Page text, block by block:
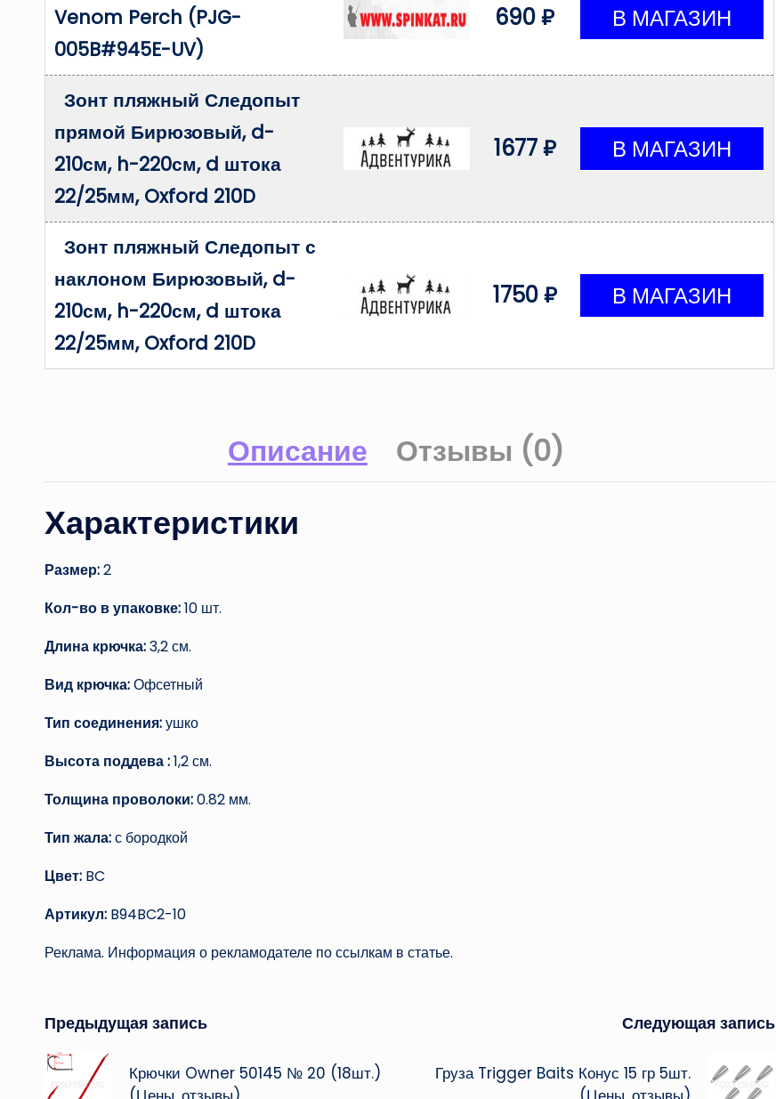
Venom Perch (PJG-
005B#945E-UV)
690 ₽
Зонт пляжный Следопыт
прямой Бирюзовый, d-
210см, h-220см, d штока
22/25мм, Oxford 210D
1677 ₽
Зонт пляжный Следопыт с
наклоном Бирюзовый, d-
210см, h-220см, d штока
22/25мм, Oxford 210D
1750 ₽
Описание Отзывы (0)
Характеристики
Размер:2
Кол-во в упаковке:10 шт.
Длина крючка:3,2 см.
Вид крючка:Офсетный
Тип соединения:ушко
Высота поддева :1,2 см.
Толщина проволоки:0.82 мм.
Тип жала:с бородкой
Цвет: BC
Артикул: B94BC2-10
Реклама. Информация о рекламодателе по ссылкам в статье.
Навигация
записи
Предыдущая запись
Крючки Owner 50145 № 20 (18шт.)
Следующая запись
Груза Trigger Baits Конус 15 гр 5шт.